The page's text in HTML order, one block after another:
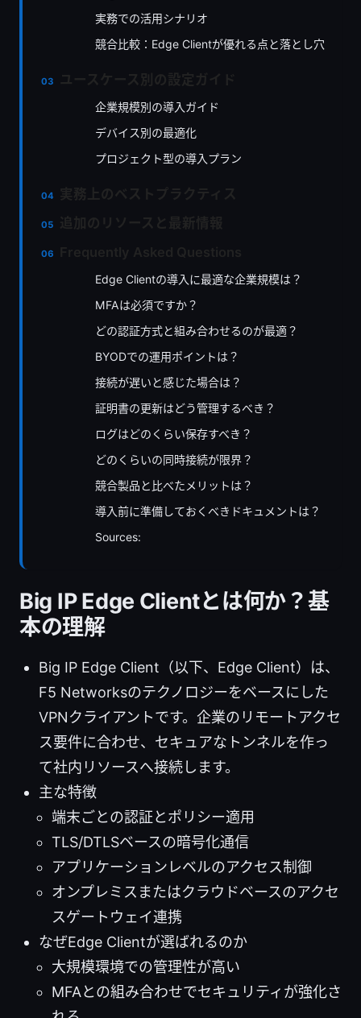
実務での活用シナリオ
競合比較：Edge Clientが優れる点と落とし穴
企業規模別の導入ガイド
デバイス別の最適化
プロジェクト型の導入プラン
Edge Clientの導入に最適な企業規模は？
MFAは必須ですか？
どの認証方式と組み合わせるのが最適？
BYODでの運用ポイントは？
接続が遅いと感じた場合は？
証明書の更新はどう管理するべき？
ログはどのくらい保存すべき？
どのくらいの同時接続が限界？
競合製品と比べたメリットは？
導入前に準備しておくべきドキュメントは？
Sources:
Big IP Edge Clientとは何か？基
本の理解
Big IP Edge Client（以下、Edge Client）は、
F5 Networksのテクノロジーをベースにした
VPNクライアントです。企業のリモートアクセ
ス要件に合わせ、セキュアなトンネルを作っ
て社内リソースへ接続します。
主な特徴
端末ごとの認証とポリシー適用
TLS/DTLSベースの暗号化通信
アプリケーションレベルのアクセス制御
オンプレミスまたはクラウドベースのアクセ
スゲートウェイ連携
なぜEdge Clientが選ばれるのか
大規模環境での管理性が高い
MFAとの組み合わせでセキュリティが強化さ